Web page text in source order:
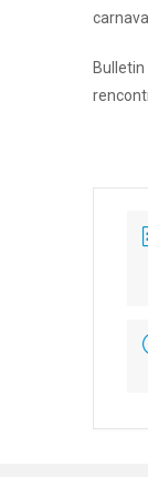
Bulletin